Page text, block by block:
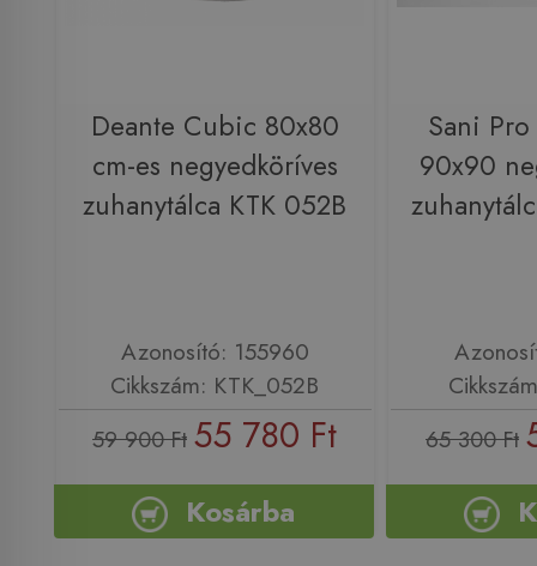
Deante Cubic 80x80
cm-es negyedköríves
zuhanytálca KTK 052B
Azonosító: 155960
Cikkszám: KTK_052B
59 900 Ft 55 780 Ft
Kosárba
Sani
90x90
65 300 Ft